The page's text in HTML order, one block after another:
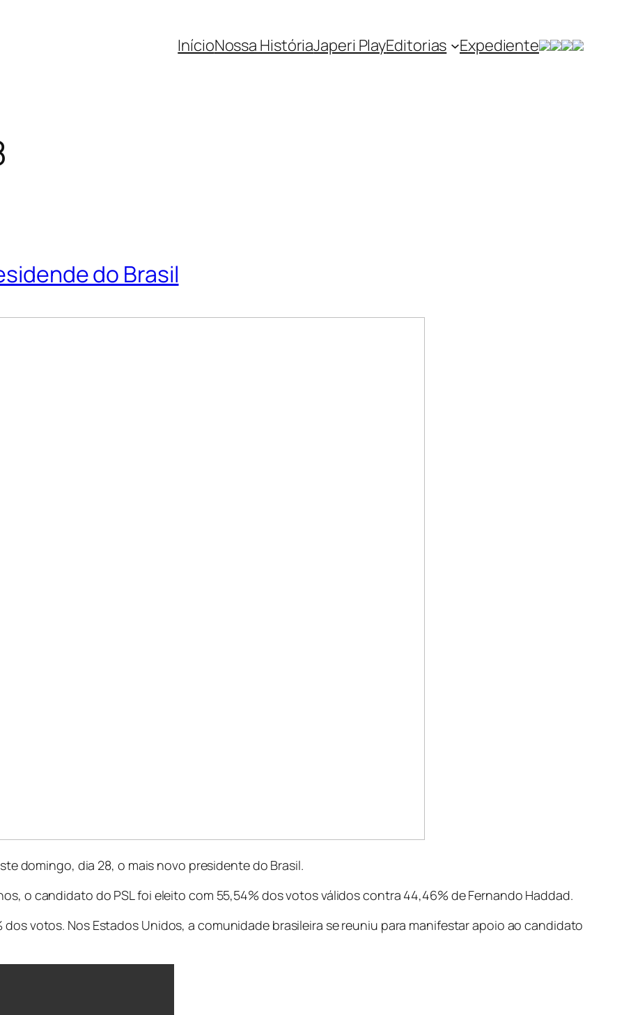
InícioNossa HistóriaJaperi PlayEditorias Expediente
do Brasil
domingo, dia 28, o mais novo presidente do Brasil.
o candidato do PSL foi eleito com 55,54% dos votos válidos contra 44,46% de Fernando Haddad.
votos. Nos Estados Unidos, a comunidade brasileira se reuniu para manifestar apoio ao candidato